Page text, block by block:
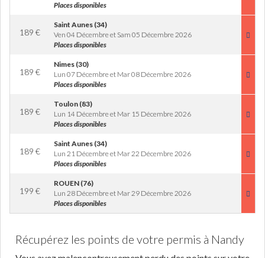
Places disponibles
189 €
Saint Aunes (34)
Ven 04 Décembre et Sam 05 Décembre 2026
Places disponibles
189 €
Nimes (30)
Lun 07 Décembre et Mar 08 Décembre 2026
Places disponibles
189 €
Toulon (83)
Lun 14 Décembre et Mar 15 Décembre 2026
Places disponibles
189 €
Saint Aunes (34)
Lun 21 Décembre et Mar 22 Décembre 2026
Places disponibles
199 €
ROUEN (76)
Lun 28 Décembre et Mar 29 Décembre 2026
Places disponibles
Récupérez les points de votre permis à Nandy